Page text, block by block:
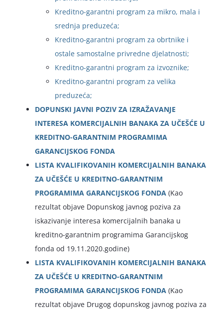
Kreditno-garantni program za mikro, mala i
srednja preduzeća;
Kreditno-garantni program za obrtnike i
ostale samostalne privredne djelatnosti;
Kreditno-garantni program za izvoznike;
Kreditno-garantni program za velika
preduzeća;
DOPUNSKI JAVNI POZIV ZA IZRAŽAVANJE
INTERESA KOMERCIJALNIH BANAKA ZA UČEŠĆE U
KREDITNO-GARANTNIM PROGRAMIMA
GARANCIJSKOG FONDA
LISTA KVALIFIKOVANIH KOMERCIJALNIH BANAKA
ZA UČEŠĆE U KREDITNO-GARANTNIM
PROGRAMIMA GARANCIJSKOG FONDA (Kao
rezultat objave Dopunskog javnog poziva za
iskazivanje interesa komercijalnih banaka u
kreditno-garantnim programima Garancijskog
fonda od 19.11.2020.godine)
LISTA KVALIFIKOVANIH KOMERCIJALNIH BANAKA
ZA UČEŠĆE U KREDITNO-GARANTNIM
PROGRAMIMA GARANCIJSKOG FONDA (Kao
rezultat objave Drugog dopunskog javnog poziva za